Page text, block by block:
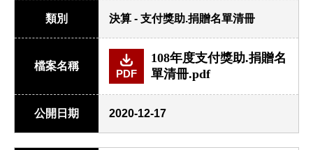
類別 決算 - 支付獎助.捐贈名單清冊
檔案名稱
PDF
108年度支付獎助.捐贈名
單清冊.pdf
公開日期 2020-12-17